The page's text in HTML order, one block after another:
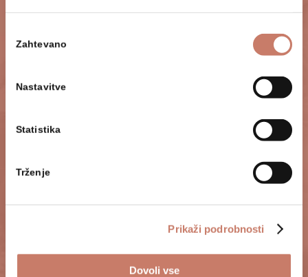
soglasja
Zahtevano
Nastavitve
Statistika
Trženje
Prikaži podrobnosti
Dovoli vse
programa z muzejsko službo dogovorite ob
najavi. Ta ukrep dodatno zagotavlja
kakovostno izvedbo programa, kar bo v
obojestransko zadovoljstvo. Prav tako ob
najavi opozorite na posebne želje glede
vsebine ali časovnih omejitev. Z veseljem
POKLIČITE NAS